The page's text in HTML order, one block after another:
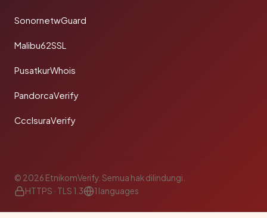
SonornetwGuard
Malibu62SSL
PusatkurWhois
PandorcaVerify
CcclsuraVerify
© 2026 EtnikomVerify. Semua hak dilindungi.
HTTPS · TLS 1.3
1 languages